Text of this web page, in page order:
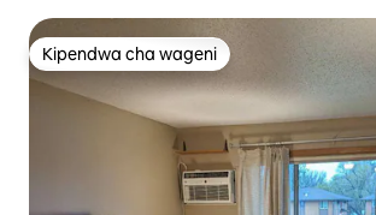
Kipendwa cha wageni
Kipendwa cha wageni